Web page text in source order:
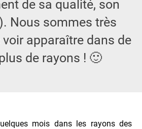
de sa qualité, son
Nous sommes très
voir apparaître dans de
de rayons ! 🙂
mois dans les rayons des